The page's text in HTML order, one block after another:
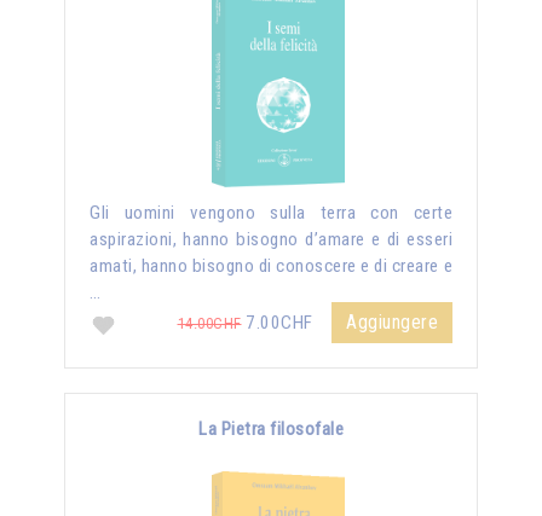
Gli uomini vengono sulla terra con certe
aspirazioni, hanno bisogno d’amare e di esseri
amati, hanno bisogno di conoscere e di creare e
…
14.00CHF7.00CHF Aggiungere
La Pietra filosofale